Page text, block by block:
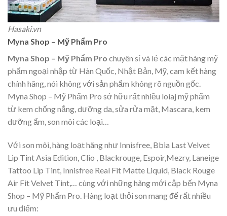
Hasaki.vn
Myna Shop – Mỹ Phẩm Pro
Myna Shop – Mỹ Phẩm Pro chuyên sỉ và lẻ các mặt hàng mỹ
phẩm ngoại nhập từ Hàn Quốc, Nhật Bản, Mỹ, cam kết hàng
chính hãng, nói không với sản phẩm không rõ nguồn gốc.
Myna Shop – Mỹ Phẩm Pro sở hữu rất nhiều loiaj mỹ phẩm
từ kem chống nắng, dưỡng da, sửa rửa mặt, Mascara, kem
dưỡng ẩm, son môi các loại…
Với son môi, hàng loạt hãng như Innisfree, Bbia Last Velvet
Lip Tint Asia Edition, Clio , Blackrouge, Espoir,Mezry, Laneige
Tattoo Lip Tint, Innisfree Real Fit Matte Liquid, Black Rouge
Air Fit Velvet Tint,… cùng với những hãng mới cập bến Myna
Shop – Mỹ Phẩm Pro. Hàng loạt thỏi son mang đế rất nhiều
ưu điểm: